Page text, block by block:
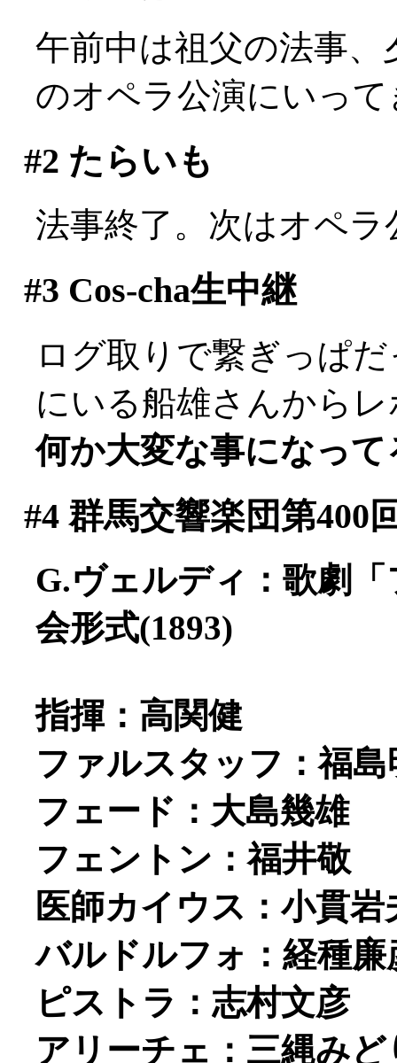
午前中は祖父の法事
のオペラ公演にいっ
#2 たらいも
法事終了。次はオペラ
#3 Cos-cha生中継
ログ取りで繋ぎっぱ
にいる船雄さんから
何か大変な事になっ
#4群馬交響楽団第400
G.ヴェルディ：歌劇
会形式(1893)
指揮：高関健
ファルスタッフ：福島
フェード：大島幾雄
フェントン：福井敬
医師カイウス：小貫岩
バルドルフォ：経種廉
ピストラ：志村文彦
アリーチェ：三縄みど